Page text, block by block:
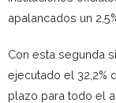
apalancados un
Con esta segunda
ejecutado el 32,2%
plazo para todo el